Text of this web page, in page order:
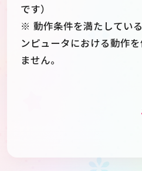
です）
※ 動作条件を満たしてい
ンピュータにおける動作
ません。